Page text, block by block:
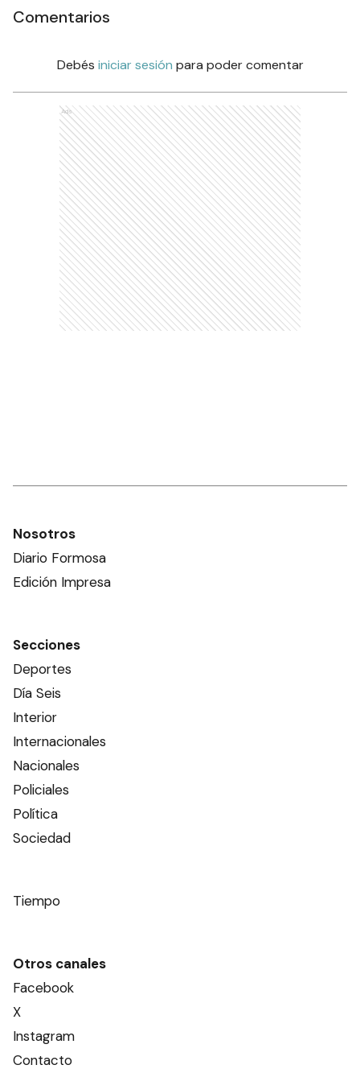
Comentarios
Debés iniciar sesión para poder comentar
Ads
Nosotros
Diario Formosa
Edición Impresa
Secciones
Deportes
Día Seis
Interior
Internacionales
Nacionales
Policiales
Política
Sociedad
Tiempo
Otros canales
Facebook
X
Instagram
Contacto